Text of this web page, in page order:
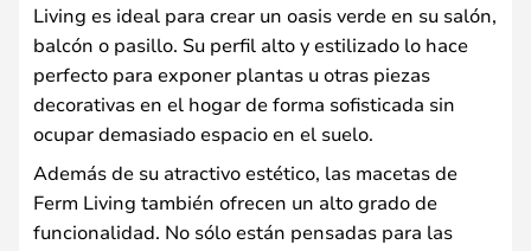
Living es ideal para crear un oasis verde en su salón,
balcón o pasillo. Su perfil alto y estilizado lo hace
perfecto para exponer plantas u otras piezas
decorativas en el hogar de forma sofisticada sin
ocupar demasiado espacio en el suelo.
Además de su atractivo estético, las macetas de
Ferm Living también ofrecen un alto grado de
funcionalidad. No sólo están pensadas para las